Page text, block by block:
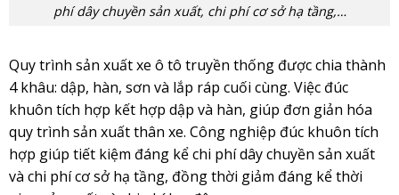
phí dây chuyền sản xuất, chi phí cơ sở hạ tầng,…
Quy trình sản xuất xe ô tô truyền thống được chia thành
4 khâu: dập, hàn, sơn và lắp ráp cuối cùng. Việc đúc
khuôn tích hợp kết hợp dập và hàn, giúp đơn giản hóa
quy trình sản xuất thân xe. Công nghiệp đúc khuôn tích
hợp giúp tiết kiệm đáng kể chi phí dây chuyền sản xuất
và chi phí cơ sở hạ tầng, đồng thời giảm đáng kể thời